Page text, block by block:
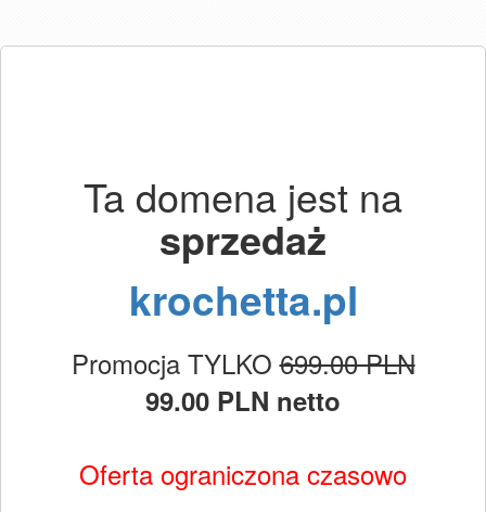
Ta domena jest na
sprzedaż
krochetta.pl
Promocja TYLKO699.00 PLN
99.00 PLN netto
Oferta ograniczona czasowo